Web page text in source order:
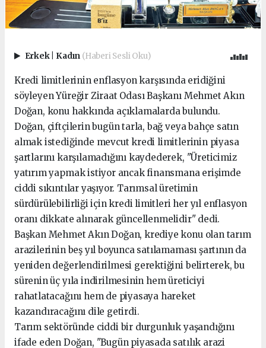
Erkek Kadın (Haberi Sesli Oku)
Kredi limitlerinin enflasyon karşısında eridiğini
söyleyen Yüreğir Ziraat Odası Başkanı Mehmet Akın
Doğan, konu hakkında açıklamalarda bulundu.
Doğan, çiftçilerin bugün tarla, bağ veya bahçe satın
almak istediğinde mevcut kredi limitlerinin piyasa
şartlarını karşılamadığını kaydederek, "Üreticimiz
yatırım yapmak istiyor ancak finansmana erişimde
ciddi sıkıntılar yaşıyor. Tarımsal üretimin
sürdürülebilirliği için kredi limitleri her yıl enflasyon
oranı dikkate alınarak güncellenmelidir" dedi.
Başkan Mehmet Akın Doğan, krediye konu olan tarım
arazilerinin beş yıl boyunca satılamaması şartının da
yeniden değerlendirilmesi gerektiğini belirterek, bu
sürenin üç yıla indirilmesinin hem üreticiyi
rahatlatacağını hem de piyasaya hareket
kazandıracağını dile getirdi.
Tarım sektöründe ciddi bir durgunluk yaşandığını
ifade eden Doğan, "Bugün piyasada satılık arazi